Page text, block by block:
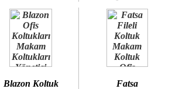
Blazon Koltuk Fatsa